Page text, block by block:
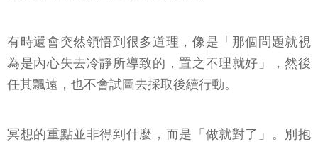
有時還會突然領悟到很多道理，像是「那個問題就視
為是內心失去冷靜所導致的，置之不理就好」，然後
任其飄遠，也不會試圖去採取後續行動。
冥想的重點並非得到什麼，而是「做就對了」。別抱